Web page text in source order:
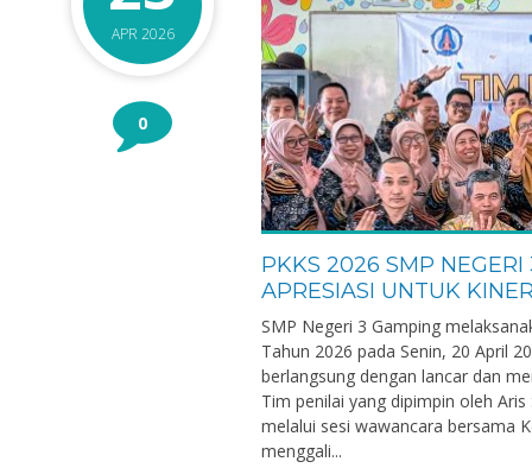
APR 2026
0
PKKS 2026 SMP
APRESIASI UNTUK
SMP Negeri 3 Gamping
Tahun 2026 pada Senin, 20 April
berlangsung dengan lancar dan
Tim penilai yang dipimpin oleh
melalui sesi wawancara bersama
menggali...